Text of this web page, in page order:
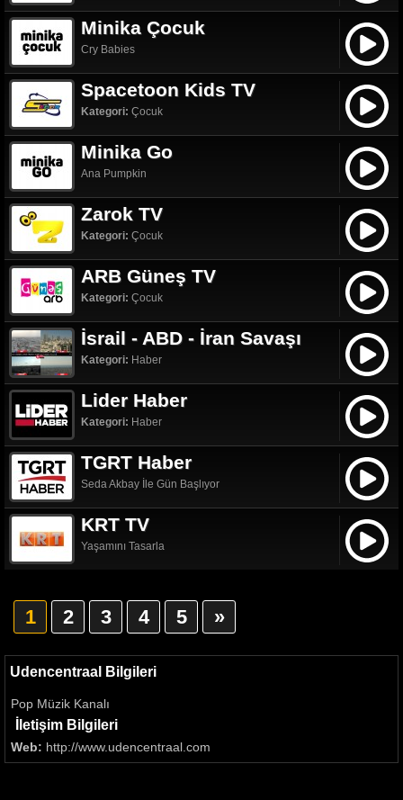
Minika Çocuk
Cry Babies
Spacetoon Kids TV
Kategori: Çocuk
Minika Go
Ana Pumpkin
Zarok TV
Kategori: Çocuk
ARB Güneş TV
Kategori: Çocuk
İsrail - ABD - İran Savaşı
Kategori: Haber
Lider Haber
Kategori: Haber
TGRT Haber
Seda Akbay İle Gün Başlıyor
KRT TV
Yaşamını Tasarla
1 2 3 4 5 »
Udencentraal Bilgileri
Pop Müzik Kanalı
İletişim Bilgileri
Web: http://www.udencentraal.com